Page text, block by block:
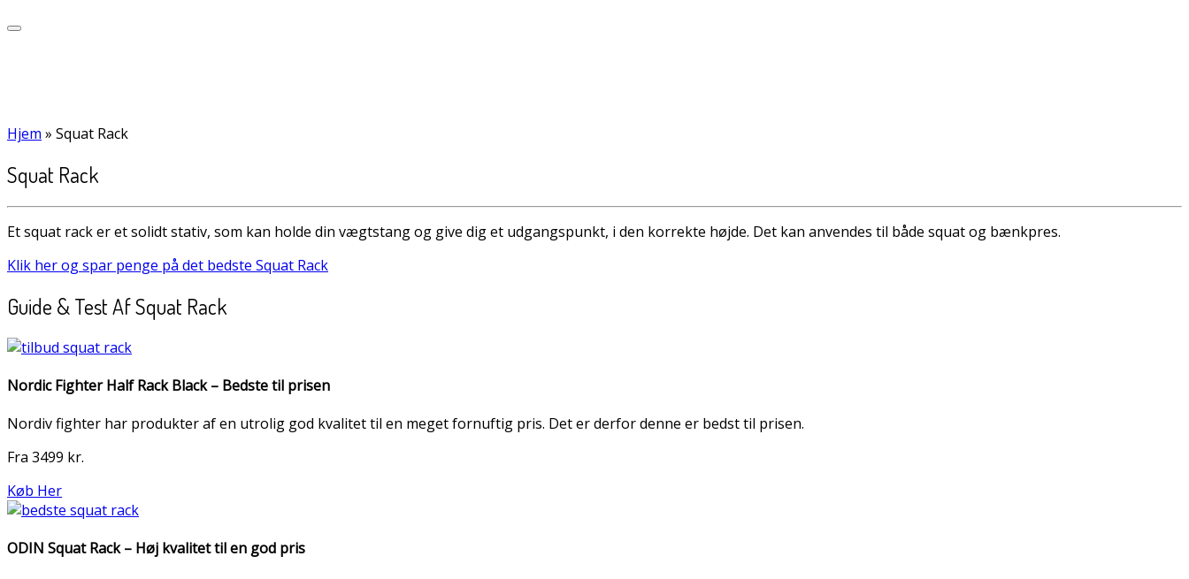
Hjem » Squat Rack
Squat Rack
Et squat rack er et solidt stativ, som kan holde din vægtstang og give dig et udgangspunkt, i den korrekte højde. Det kan anvendes til både squat og bænkpres.
Klik her og spar penge på det bedste Squat Rack
Guide & Test Af Squat Rack
Nordic Fighter Half Rack Black – Bedste til prisen
Nordiv fighter har produkter af en utrolig god kvalitet til en meget fornuftig pris. Det er derfor denne er bedst til prisen.
Fra 3499 kr.
Køb Her
ODIN Squat Rack – Høj kvalitet til en god pris